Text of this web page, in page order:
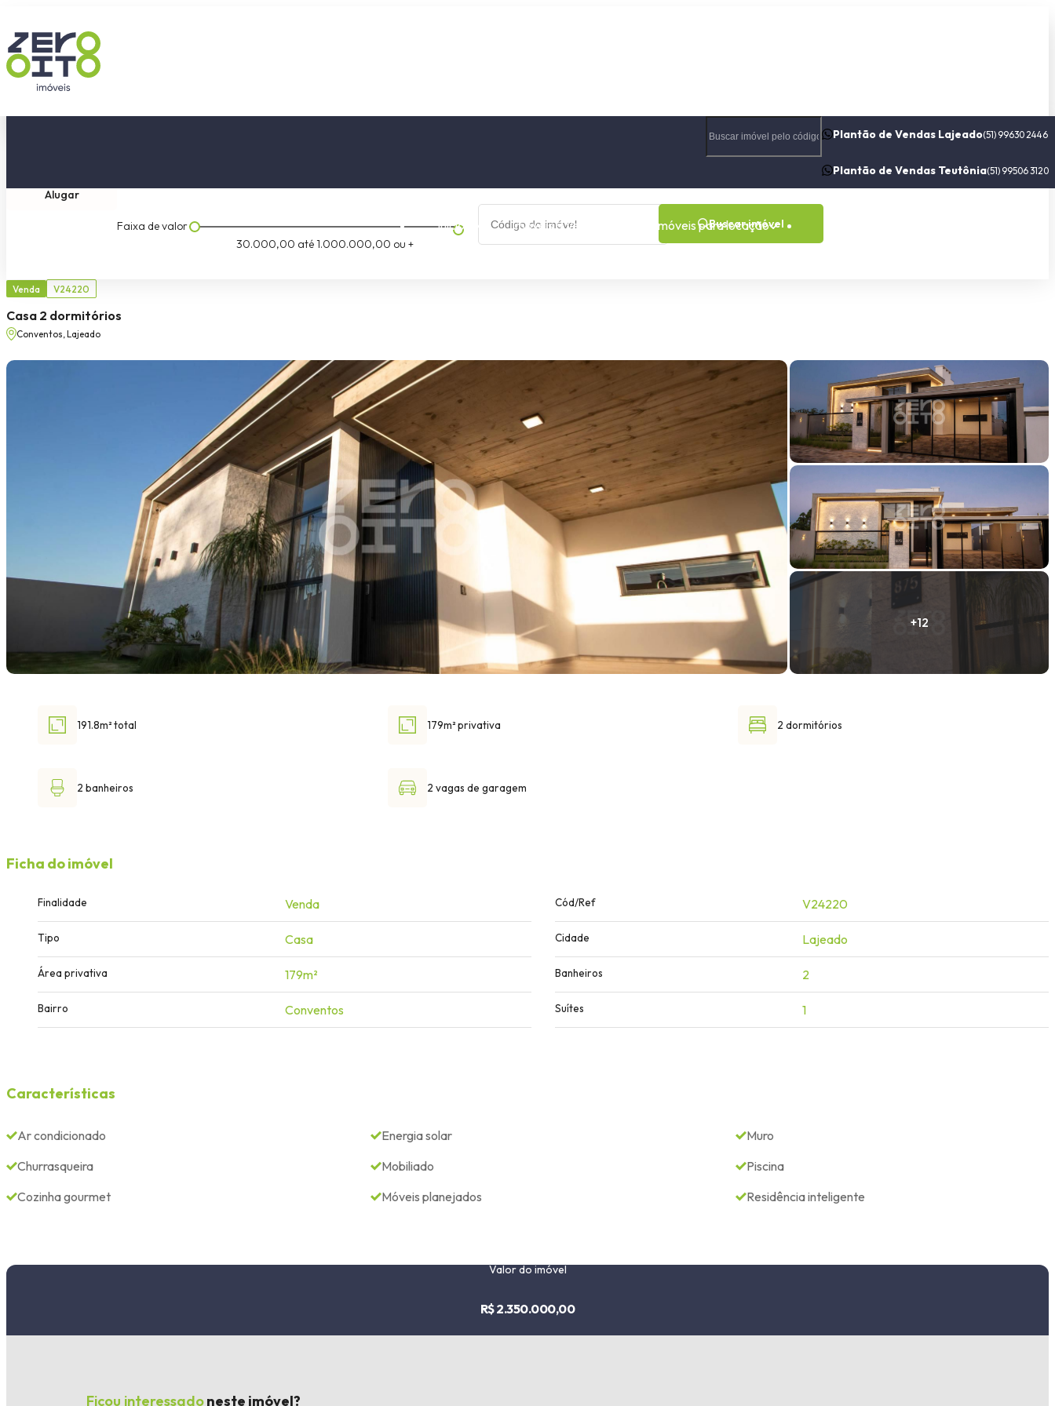
Plantão de Vendas Lajeado(51) 99630 2446
Plantão de Vendas Teutônia(51) 99506 3120
Início Imóveis a Venda Imóveis para locação
Alugar
Faixa de valor
30.000,00 até1.000.000,00 ou +
Buscar imóvel
Venda V24220
Casa 2 dormitórios
Conventos, Lajeado
191.8m² total 179m² privativa 2 dormitórios
2 banheiros 2 vagas de garagem
Ficha do imóvel
Finalidade Venda
Tipo Casa
Área privativa 179m²
Bairro Conventos
Cód/Ref V24220
Cidade Lajeado
Banheiros 2
Suítes 1
Características
Ar condicionado
Churrasqueira
Cozinha gourmet
Energia solar
Mobiliado
Móveis planejados
Muro
Piscina
Residência inteligente
Valor do imóvel
R$ 2.350.000,00
Ficou interessadoneste imóvel?